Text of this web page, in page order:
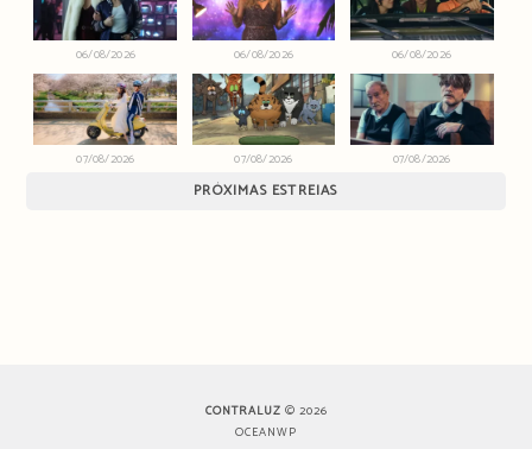
06/08/2026 06/08/2026 06/08/2026
07/08/2026 07/08/2026 07/08/2026
PRÓXIMAS ESTREIAS
CONTRALUZ © 2026
OCEANWP